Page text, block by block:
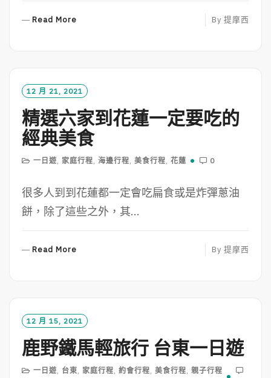
Read More
O
R
E
By 提摩西
12 月 21, 2021
精選六家到花蓮一定要吃的
經典美食
一日遊, 家庭行程, 海邊行程, 美食行程, 花蓮 0
很多人到到花蓮都一定會吃扁食或是炸彈蔥油
餅，除了這些之外，其...
Read More
O
R
E
By 提摩西
12 月 15, 2021
鹿野鐵馬輕旅行 台東一日遊
一日遊, 台東, 家庭行程, 約會行程, 美食行程, 親子行程